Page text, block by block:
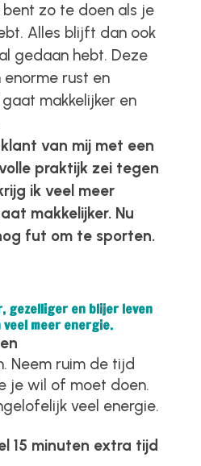
zo te doen als je
Alles blijft dan ook
gedaan hebt. Deze
enorme rust en
makkelijker en
van mij met een
praktijk zei tegen
ik veel meer
makkelijker. Nu
fut om te sporten.
gezelliger en blijer leven
meer energie.
Neem ruim de tijd
je wil of moet doen.
veel energie.
15 minuten extra tijd